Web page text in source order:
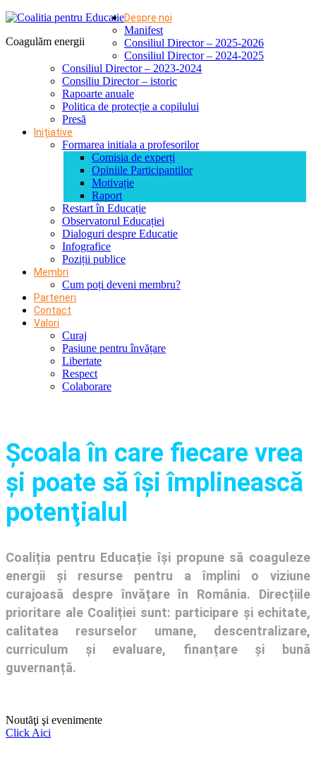
Coagulăm energii
Despre noi
Manifest
Consiliul Director – 2025-2026
Consiliul Director – 2024-2025
Consiliul Director – 2023-2024
Consiliu Director – istoric
Rapoarte anuale
Politica de protecție a copilului
Presă
Inițiative
Formarea initiala a profesorilor
Comisia de experți
Opiniile Participantilor
Motivație
Raport
Restart în Educație
Observatorul Educației
Dialoguri despre Educatie
Infografice
Poziții publice
Membri
Cum poți deveni membru?
Parteneri
Contact
Valori
Curaj
Pasiune pentru învățare
Libertate
Respect
Colaborare
Şcoala în care fiecare vrea
și poate să își împlinească
potenţialul
Coaliția pentru Educație își propune să coaguleze
energii și resurse pentru a împlini o viziune
curajoasă despre învățare în România. Direcțiile
prioritare ale Coaliției sunt: participare și echitate,
calitatea resurselor umane, descentralizare,
curriculum și evaluare, finanțare și bună
guvernanță.
Noutăţi şi evenimente
Click Aici